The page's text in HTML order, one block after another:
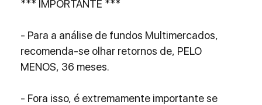
*** IMPORTANTE ***
- Para a análise de fundos Multimercados,
recomenda-se olhar retornos de, PELO
MENOS, 36 meses.
- Fora isso, é extremamente importante se